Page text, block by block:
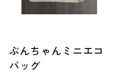
ぶんちゃんミニエコ
バッグ